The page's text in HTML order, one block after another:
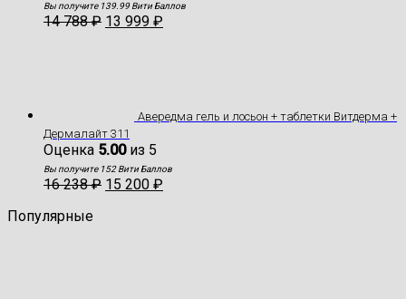
Вы получите 139.99 Вити Баллов
14 788₽ 13 999 ₽
Авередма гель и лосьон + таблетки Витдерма +
Дермалайт 311
Оценка 5.00из 5
Вы получите 152 Вити Баллов
16 238₽ 15 200 ₽
Популярные